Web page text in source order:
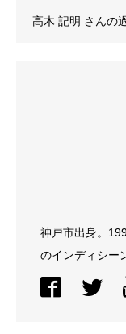
高木 記明 さんの
神戸市出身。
のインディシー